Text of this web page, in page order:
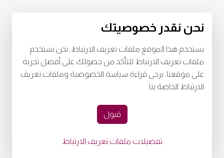
WQ48385
خصوصيةالبنود و الظروف
Download Burjeel App Now
نحن نقدر خصوصيتك
يستخدم هذا الموقع ملفات تعريف الارتباط. نحن نستخدم
ملفات تعريف الارتباط للتأكد من حصولك على أفضل تجربة
على موقعنا. يرجى قراءة سياسة الخصوصية وملفات تعريف
الارتباط الخاصة بنا.
قبول
تفضيلات ملفات تعريف الارتباط